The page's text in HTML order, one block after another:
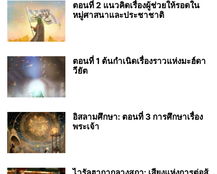
ตอนที่ 2 แนวคิดเรื่องผู้ช่วยให้รอดใน
หมู่ศาสนาและประชาชาติ
ตอนที่ 1 ต้นกำเนิดเรื่องราวแห่งมะฮ์ดา
วียัต
อิสลามศึกษา: ตอนที่ 3 การศึกษาเรื่อง
พระเจ้า